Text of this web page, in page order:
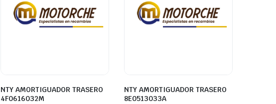
NTY AMORTIGUADOR TRASERO
4F0616032M
NTY AMORTIGUADOR TRASERO
8E0513033A